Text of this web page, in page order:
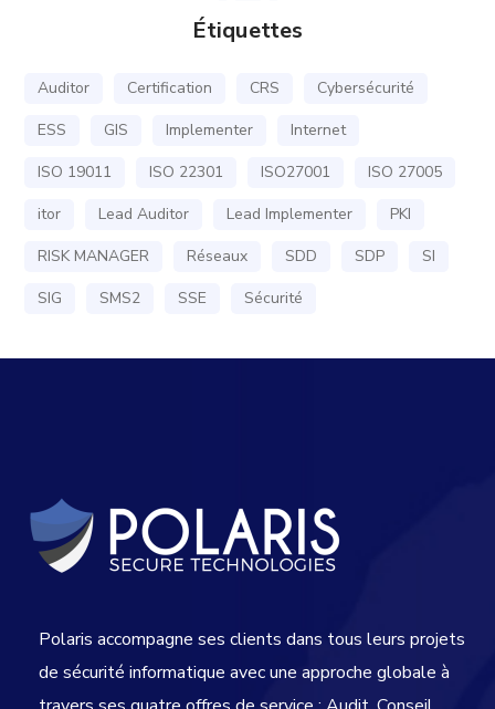
Étiquettes
Auditor Certification CRS
Cybersécurité
ESS
GIS Implementer
Internet
ISO 19011
ISO 22301 ISO27001
ISO 27005
itor
Lead Auditor Lead Implementer
PKI
RISK MANAGER
Réseaux SDD SDP
SI
SIG
SMS2 SSE Sécurité
Polaris accompagne ses clients dans tous leurs projets
de sécurité informatique avec une approche globale à